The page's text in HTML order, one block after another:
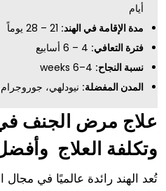
أيام
مدة الإقامة في الهند:
فترة التعافي:
نسبة النجاح:
المدن المفضلة: نيودلهي،
علاج مرض الجنف في
وتكلفة العلاج
تُعد الهند رائدة عالميًا في مجال